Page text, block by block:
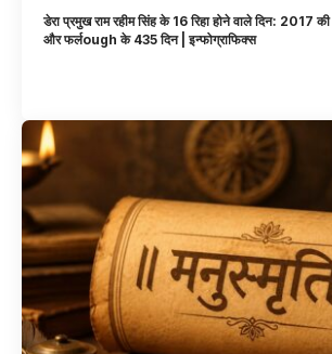
डेरा प्रमुख राम रहीम सिंह के 16 रिहा होने वाले दिन: 2017
और फर्लough के 435 दिन | इन्फोग्राफिक्स